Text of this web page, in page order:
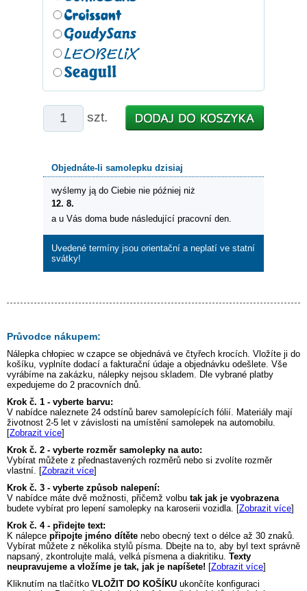
szt.
Objednáte-li samolepku dzisiaj
wyślemy ją do Ciebie nie później niż
12. 8.
a u Vás doma bude následující pracovní den.
Uvedené termíny jsou orientační a neplatí ve statní
svátky!
Průvodce nákupem:
Nálepka chłopiec w czapce se objednává ve čtyřech krocích. Vložíte ji do
košíku, vyplníte dodací a fakturační údaje a objednávku odešlete. Vše
vyrábíme na zakázku, nálepky nejsou skladem. Dle vybrané platby
expedujeme do 2 pracovních dnů.
Krok č. 1 - vyberte barvu:
V nabídce naleznete 24 odstínů barev samolepících fólií. Materiály mají
životnost 2-5 let v závislosti na umístění samolepek na automobilu.
[Zobrazit více]
Krok č. 2 - vyberte rozměr samolepky na auto:
Vybírat můžete z přednastavených rozměrů nebo si zvolíte rozměr
vlastní. [Zobrazit více]
Krok č. 3 - vyberte způsob nalepení:
V nabídce máte dvě možnosti, přičemž volbu tak jak je vyobrazena
budete vybírat pro lepení samolepky na karoserii vozidla. [Zobrazit více]
Krok č. 4 - přidejte text:
K nálepce připojte jméno dítěte nebo obecný text o délce až 30 znaků.
Vybírat můžete z několika stylů písma. Dbejte na to, aby byl text správně
napsaný, zkontrolujte malá, velká písmena a diakritiku. Texty
neupravujeme a vložíme je tak, jak je napíšete! [Zobrazit více]
Kliknutím na tlačítko VLOŽIT DO KOŠÍKU ukončíte konfiguraci